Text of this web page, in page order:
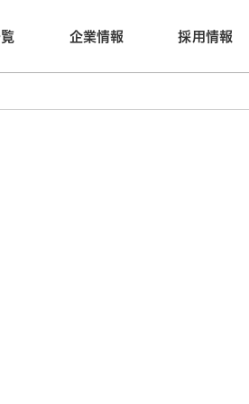
企業情報 採用情報